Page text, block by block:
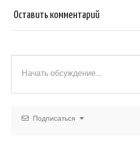
Оставить комментарий
Подписаться